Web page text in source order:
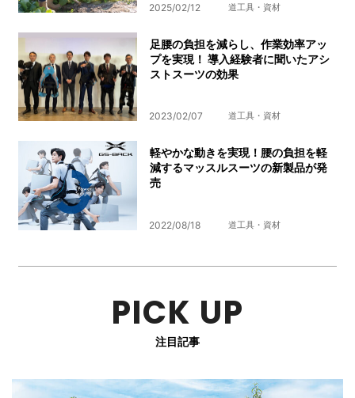
2025/02/12 道工具・資材
足腰の負担を減らし、作業効率アッ
プを実現！ 導入経験者に聞いたアシ
ストスーツの効果
2023/02/07 道工具・資材
軽やかな動きを実現！腰の負担を軽
減するマッスルスーツの新製品が発
売
2022/08/18 道工具・資材
PICK UP
注目記事